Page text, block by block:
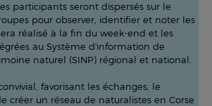
participants seront dispersés sur le
pour observer, identifier et noter les
réalisé à la fin du week-end et les
au Système d'information de
naturel (SINP) régional et national.
favorisant les échanges, le
créer un réseau de naturalistes en Corse